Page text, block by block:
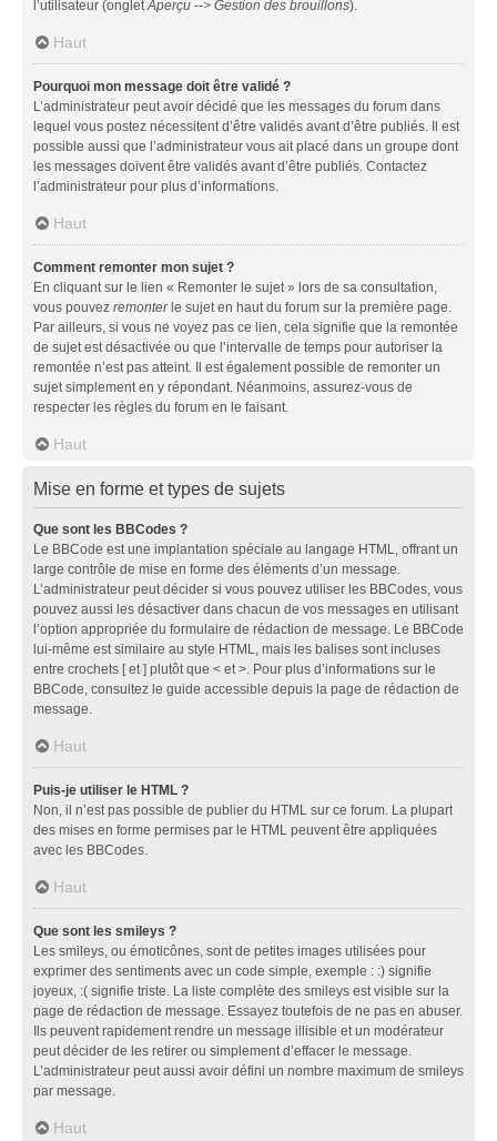
l’utilisateur (ongletAperçu --> Gestion des brouillons).
Haut
Pourquoi mon message doit être validé ?
L’administrateur peut avoir décidé que les messages du forum dans
lequel vous postez nécessitent d’être validés avant d’être publiés. Il est
possible aussi que l’administrateur vous ait placé dans un groupe dont
les messages doivent être validés avant d’être publiés. Contactez
l’administrateur pour plus d’informations.
Haut
Comment remonter mon sujet ?
En cliquant sur le lien « Remonter le sujet » lors de sa consultation,
vous pouvez remonterle sujet en haut du forum sur la première page.
Par ailleurs, si vous ne voyez pas ce lien, cela signifie que la remontée
de sujet est désactivée ou que l’intervalle de temps pour autoriser la
remontée n’est pas atteint. Il est également possible de remonter un
sujet simplement en y répondant. Néanmoins, assurez-vous de
respecter les règles du forum en le faisant.
Haut
Mise en forme et types de sujets
Que sont les BBCodes ?
Le BBCode est une implantation spéciale au langage HTML, offrant un
large contrôle de mise en forme des éléments d’un message.
L’administrateur peut décider si vous pouvez utiliser les BBCodes, vous
pouvez aussi les désactiver dans chacun de vos messages en utilisant
l’option appropriée du formulaire de rédaction de message. Le BBCode
lui-même est similaire au style HTML, mais les balises sont incluses
entre crochets [ et ] plutôt que < et >. Pour plus d’informations sur le
BBCode, consultez le guide accessible depuis la page de rédaction de
message.
Haut
Puis-je utiliser le HTML ?
Non, il n’est pas possible de publier du HTML sur ce forum. La plupart
des mises en forme permises par le HTML peuvent être appliquées
avec les BBCodes.
Haut
Que sont les smileys ?
Les smileys, ou émoticônes, sont de petites images utilisées pour
exprimer des sentiments avec un code simple, exemple : :) signifie
joyeux, :( signifie triste. La liste complète des smileys est visible sur la
page de rédaction de message. Essayez toutefois de ne pas en abuser.
Ils peuvent rapidement rendre un message illisible et un modérateur
peut décider de les retirer ou simplement d’effacer le message.
L’administrateur peut aussi avoir défini un nombre maximum de smileys
par message.
Haut